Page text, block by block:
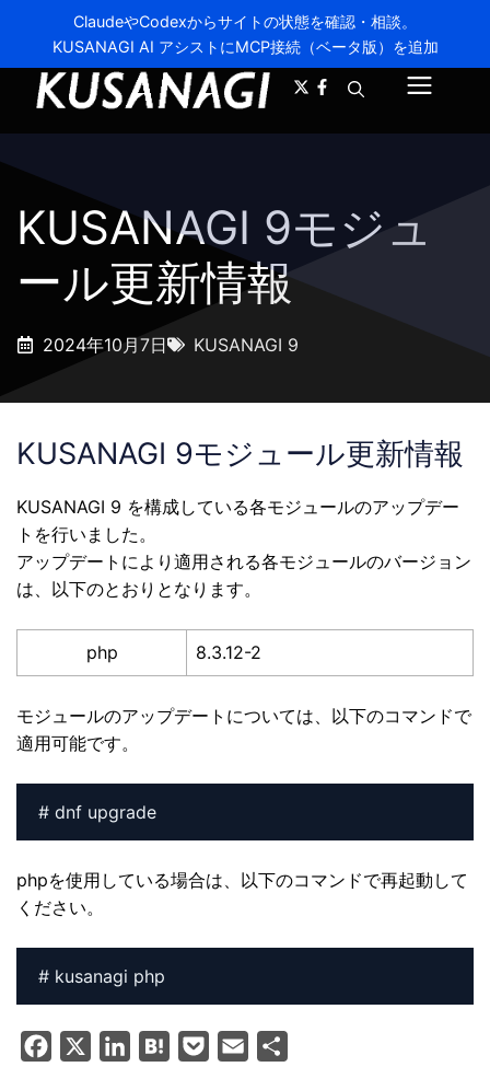
ClaudeやCodexからサイトの状態を確認・相談。
KUSANAGI AI アシストにMCP接続（ベータ版）を追加
ニ
KUSANAGI 9モジュ
ール更新情報
2024年10月7日 KUSANAGI 9
KUSANAGI 9モジュール更新情報
KUSANAGI 9 を構成している各モジュールのアップデー
トを行いました。
アップデートにより適用される各モジュールのバージョン
は、以下のとおりとなります。
php 8.3.12-2
モジュールのアップデートについては、以下のコマンドで
適用可能です。
# dnf upgrade
phpを使用している場合は、以下のコマンドで再起動して
ください。
# kusanagi php
A- A+